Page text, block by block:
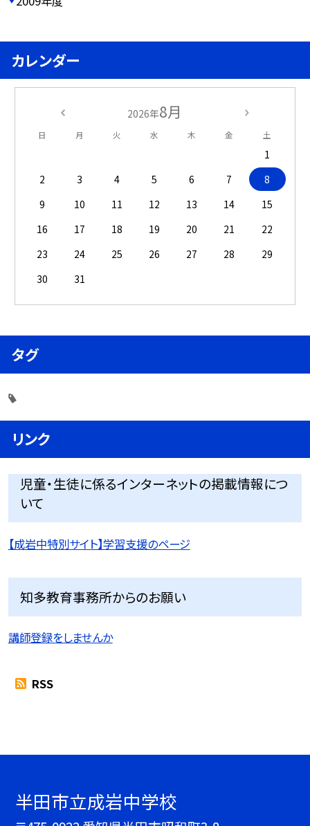
カレンダー
2026年8月
日 月 火 水 木 金 土
1
2
3 4 5 6 7
8
9
10 11 12 13 14
15
16
17 18 19 20 21
22
23
24 25 26 27 28
29
30
31
タグ
リンク
児童・生徒に係るインターネットの掲載情報につ
いて
【成岩中特別サイト】学習支援のページ
知多教育事務所からのお願い
講師登録をしませんか
RSS
半田市立成岩中学校